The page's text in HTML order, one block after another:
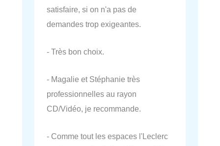
satisfaire, si on n'a pas de
demandes trop exigeantes.
- Très bon choix.
- Magalie et Stéphanie très
professionnelles au rayon
CD/Vidéo, je recommande.
- Comme tout les espaces l'Leclerc